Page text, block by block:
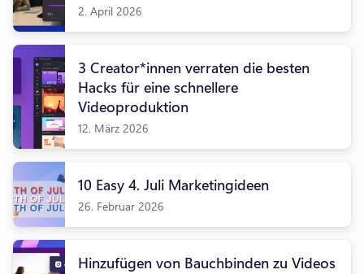
2. April 2026
3 Creator*innen verraten die besten
Hacks für eine schnellere
Videoproduktion
12. März 2026
10 Easy 4. Juli Marketingideen
26. Februar 2026
Hinzufügen von Bauchbinden zu Videos